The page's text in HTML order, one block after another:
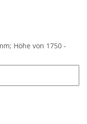
Höhe von 1750 -